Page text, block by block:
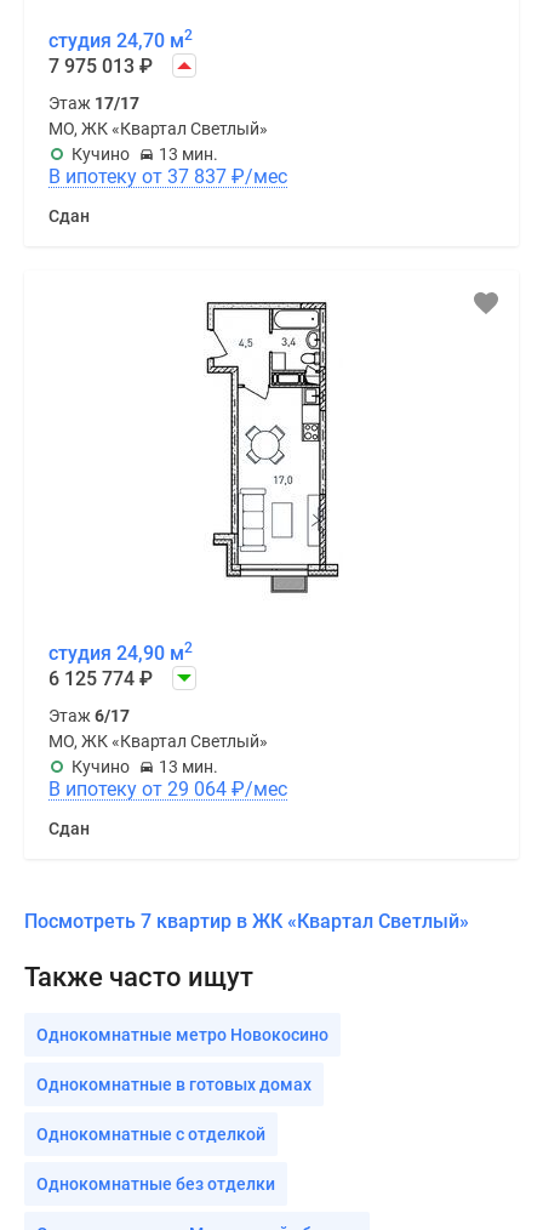
студия 24,70 м2
7 975 013 ₽
Этаж 17/17
МО, ЖК «Квартал Светлый»
Кучино
13 мин.
В ипотеку от 37 837 ₽/мес
Сдан
студия 24,90 м2
6 125 774 ₽
Этаж6/17
МО, ЖК «Квартал Светлый»
Кучино
13 мин.
В ипотеку от 29 064 ₽/мес
Сдан
Посмотреть 7 квартир в ЖК «Квартал Светлый»
Также часто ищут
Однокомнатные метро Новокосино
Однокомнатные в готовых домах
Однокомнатные с отделкой
Однокомнатные без отделки